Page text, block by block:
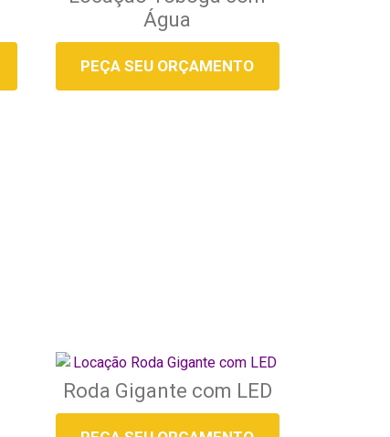
Água
PEÇA SEU ORÇAMENTO
Roda Gigante com LED